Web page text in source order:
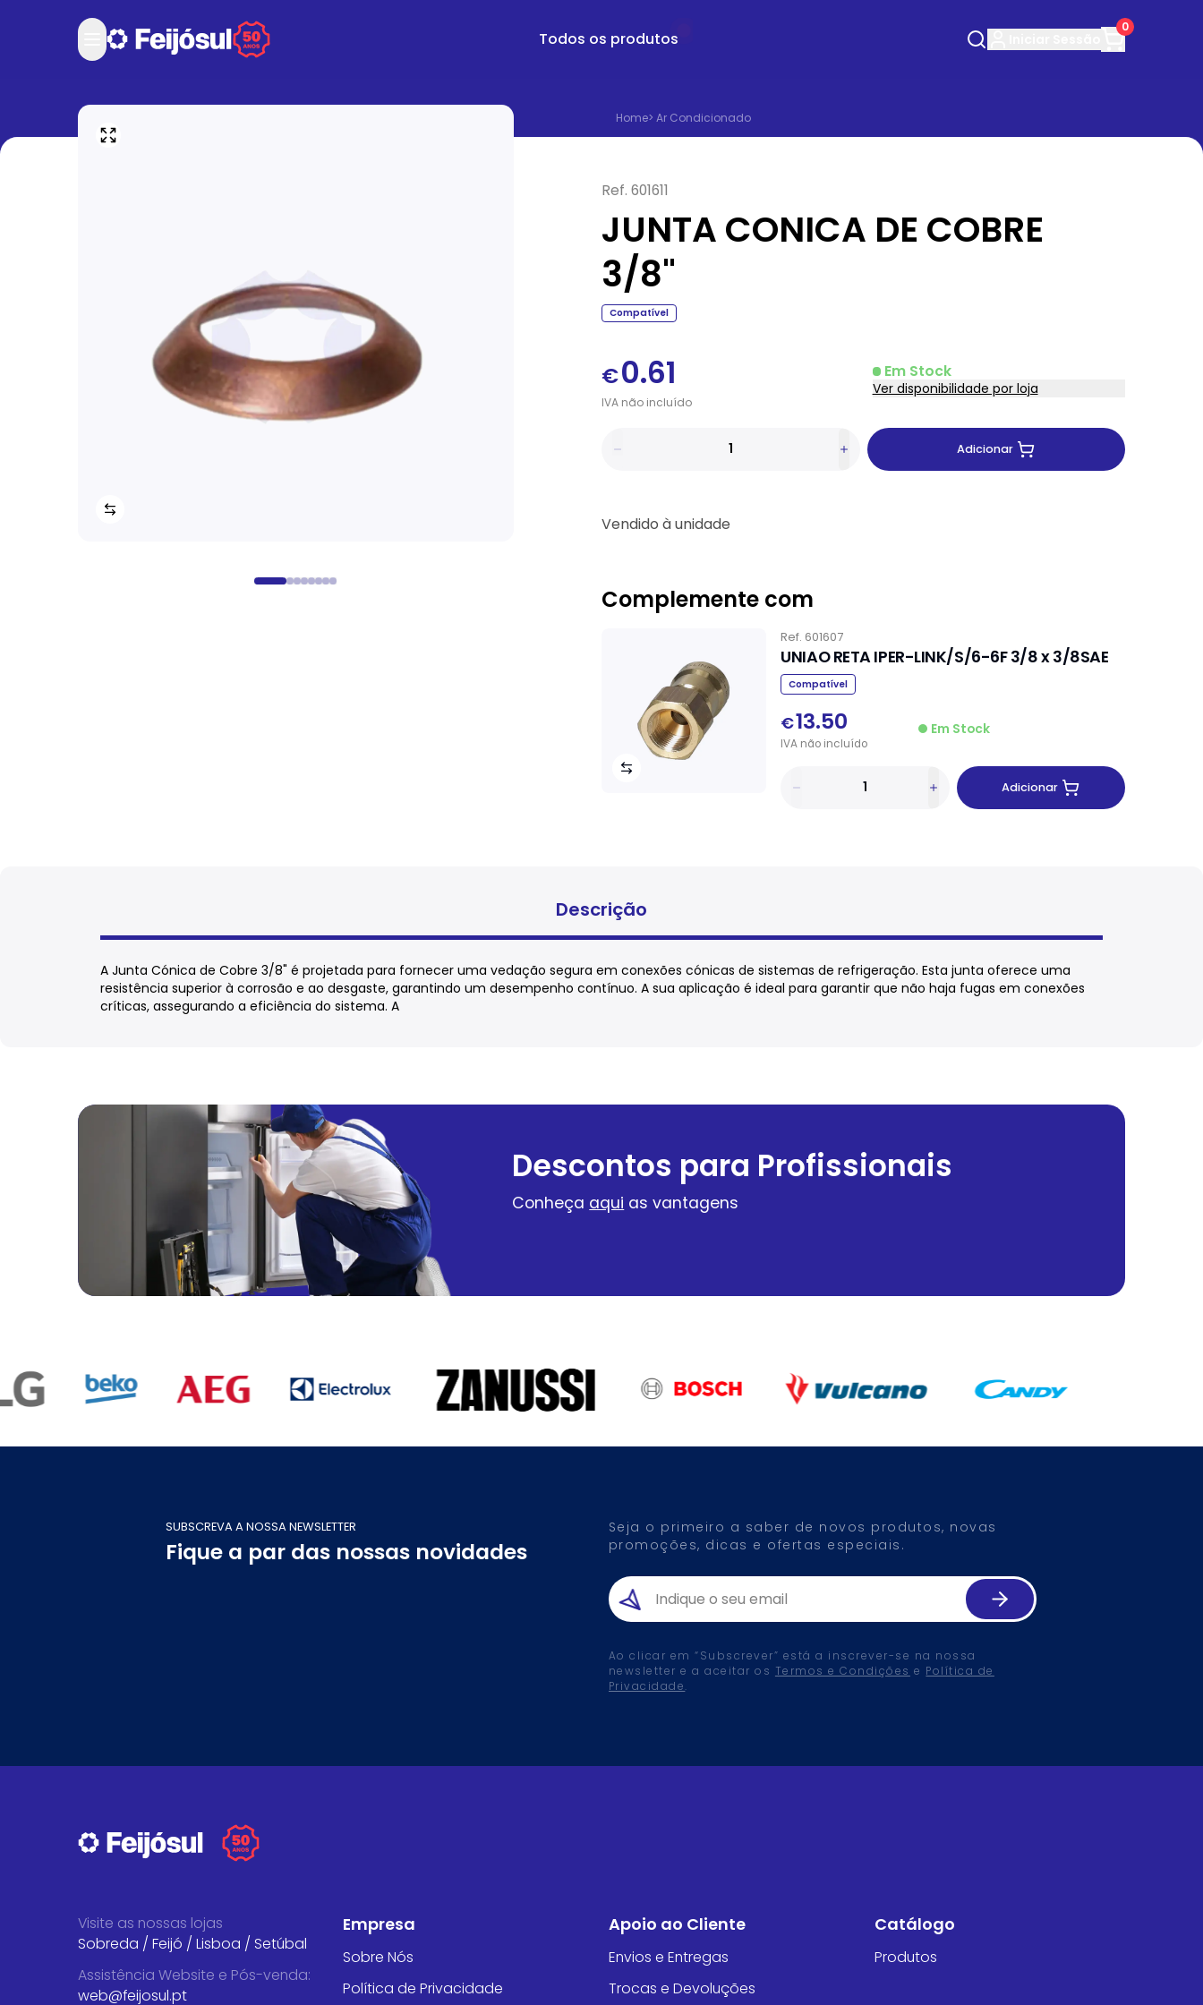
Todos os produtos
0
Home> Ar Condicionado
Ref. 601611
JUNTA CONICA DE COBRE
3/8"
Compatível
€0.61
IVAnãoincluído
Em Stock
Ver disponibilidade por loja
Adicionar
Vendido à unidade
Complemente com
Ref. 601607
UNIAO RETA IPER-LINK/S/6-6F 3/8 x 3/8SAE
Compatível
€13.50
IVA não incluído
Em Stock
Adicionar
Descrição
A Junta Cónica de Cobre 3/8" é projetada para fornecer uma vedação segura em conexões cónicas de sistemas de refrigeração. Esta junta oferece uma
resistência superior à corrosão e ao desgaste, garantindo um desempenho contínuo. A sua aplicação é ideal para garantir que não haja fugas em conexões
críticas, assegurando a eficiência do sistema. A
Descontos para Profissionais
Conheça aqui as vantagens
SUBSCREVA A NOSSA NEWSLETTER
Fique a par das nossas novidades
Seja o primeiro a saber de novos produtos, novas
promoções, dicas e ofertas especiais.
Ao clicar em “Subscrever” está a inscrever-se na nossa
newsletter e a aceitar os Termos e Condições e Política de
Privacidade.
Visite as nossas lojas
Sobreda / Feijó / Lisboa / Setúbal
Assistência Website e Pós-venda:
web@feijosul.pt
Empresa
Sobre Nós
Política de Privacidade
Apoio ao Cliente
Envios e Entregas
Trocas e Devoluções
Catálogo
Produtos